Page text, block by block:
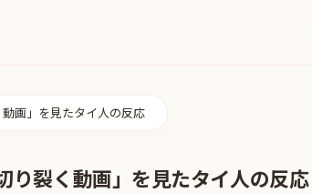
画」を見たタイ人の反応
り裂く動画」を見たタイ人の反応